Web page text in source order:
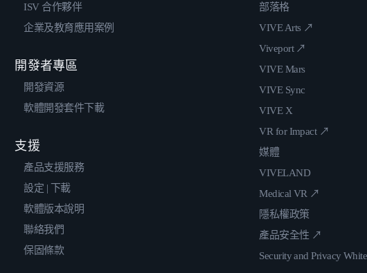
ISV 合作夥伴
企業及教育應用案例
開發者專區
開發資源
軟體開發套件下載
支援
產品支援服務
設定 | 下載
軟體版本說明
聯絡我們
保固條款
部落格
VIVE Arts ↗
Viveport ↗
VIVE Mars
VIVE Sync
VIVE X
VR for Impact ↗
媒體
VIVELAND
Medical VR ↗
隱私權政策
產品安全性 ↗
Security and Privacy